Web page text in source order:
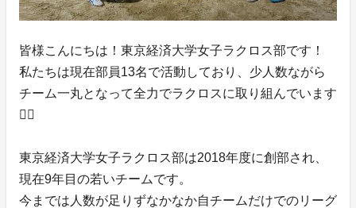
皆様こんにちは！東京経済大学女子ラクロス部です！
私たちは現在部員13名で活動しており、少人数ながら
チーム一丸となって全力でラクロスに取り組んでいます
❤️‍🔥
東京経済大学女子ラクロス部は2018年度に創部され、
現在9年目の若いチームです。
今までは人数が足りずなかなか自チームだけでのリーグ